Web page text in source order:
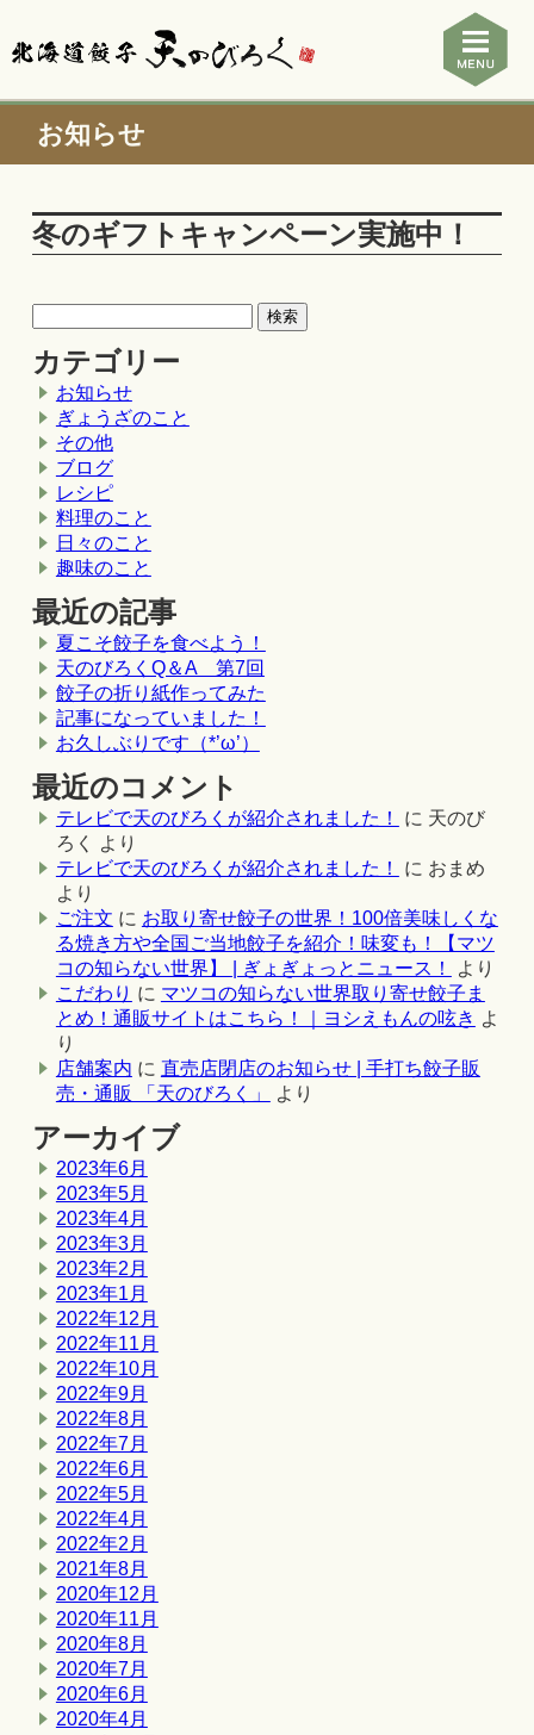
お知らせ
冬のギフトキャンペーン実施中！
カテゴリー
お知らせ
ぎょうざのこと
その他
ブログ
レシピ
料理のこと
日々のこと
趣味のこと
最近の記事
夏こそ餃子を食べよう！
天のびろくQ＆A 第7回
餃子の折り紙作ってみた
記事になっていました！
お久しぶりです（*’ω’）
最近のコメント
テレビで天のびろくが紹介されました！ に 天のび
ろく
より
テレビで天のびろくが紹介されました！
に おまめ
より
ご注文 に お取り寄せ餃子の世界！100倍美味しくな
る焼き方や全国ご当地餃子を紹介！味変も！【マツ
コの知らない世界】 | ぎょぎょっとニュース！
より
こだわり に マツコの知らない世界取り寄せ餃子ま
とめ！通販サイトはこちら！｜ヨシえもんの呟き よ
り
店舗案内 に 直売店閉店のお知らせ | 手打ち餃子販
売・通販 「天のびろく」
より
アーカイブ
2023年6月
2023年5月
2023年4月
2023年3月
2023年2月
2023年1月
2022年12月
2022年11月
2022年10月
2022年9月
2022年8月
2022年7月
2022年6月
2022年5月
2022年4月
2022年2月
2021年8月
2020年12月
2020年11月
2020年8月
2020年7月
2020年6月
2020年4月